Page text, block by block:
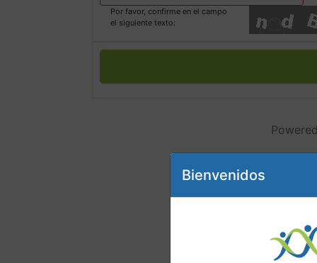
Por favor, confirme en el campo
el siguiente texto:
Bienvenidos